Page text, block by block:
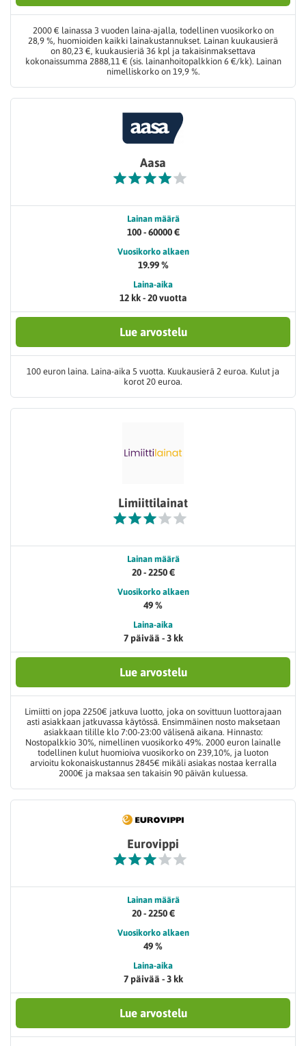
2000 € lainassa 3 vuoden laina-ajalla, todellinen vuosikorko on
28,9 %, huomioiden kaikki lainakustannukset. Lainan kuukausierä
on 80,23 €, kuukausieriä 36 kpl ja takaisinmaksettava
kokonaissumma 2888,11 € (sis. lainanhoitopalkkion 6 €/kk). Lainan
nimelliskorko on 19,9 %.
Aasa
Lainan määrä
100 - 60000 €
Vuosikorko alkaen
19.99 %
Laina-aika
12 kk - 20 vuotta
Lue arvostelu
100 euron laina. Laina-aika 5 vuotta. Kuukausierä 2 euroa. Kulut ja
korot 20 euroa.
Limiittilainat
Lainan määrä
20 - 2250 €
Vuosikorko alkaen
49 %
Laina-aika
7 päivää - 3 kk
Lue arvostelu
Limiitti on jopa 2250€ jatkuva luotto, joka on sovittuun luottorajaan
asti asiakkaan jatkuvassa käytössä. Ensimmäinen nosto maksetaan
asiakkaan tilille klo 7:00-23:00 välisenä aikana. Hinnasto:
Nostopalkkio 30%, nimellinen vuosikorko 49%. 2000 euron lainalle
todellinen kulut huomioiva vuosikorko on 239,10%, ja luoton
arvioitu kokonaiskustannus 2845€ mikäli asiakas nostaa kerralla
2000€ ja maksaa sen takaisin 90 päivän kuluessa.
Eurovippi
Lainan määrä
20 - 2250 €
Vuosikorko alkaen
49 %
Laina-aika
7 päivää - 3 kk
Lue arvostelu